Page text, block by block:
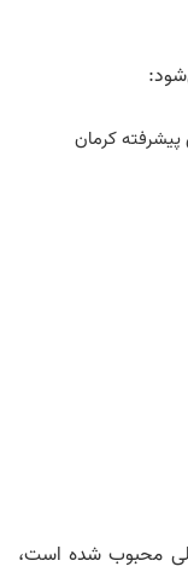
کرمان
محبوب شده است،